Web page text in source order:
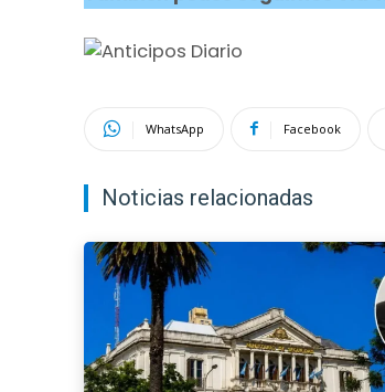
WhatsApp Facebook
Noticias relacionadas